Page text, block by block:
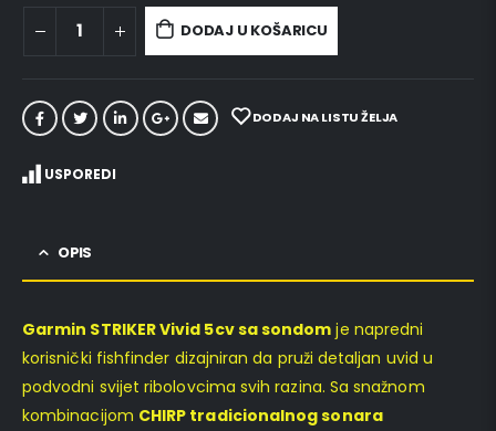
DODAJ U KOŠARICU
DODAJ NA LISTU ŽELJA
USPOREDI
OPIS
Garmin STRIKER Vivid 5cv sa sondom je napredni
korisnički fishfinder dizajniran da pruži detaljan uvid u
podvodni svijet ribolovcima svih razina. Sa snažnom
kombinacijom CHIRP tradicionalnog sonara